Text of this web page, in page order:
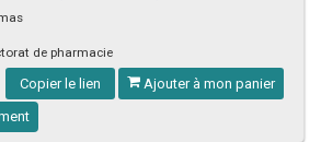
de pharmacie
Copier le lien Ajouter à mon panier